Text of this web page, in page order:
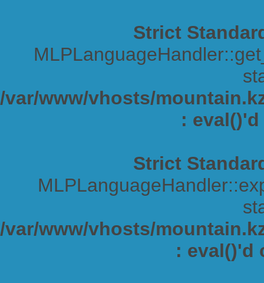
Strict
/var/www/vhosts/
:
Strict
/var/www/vhosts/
: eval()'d